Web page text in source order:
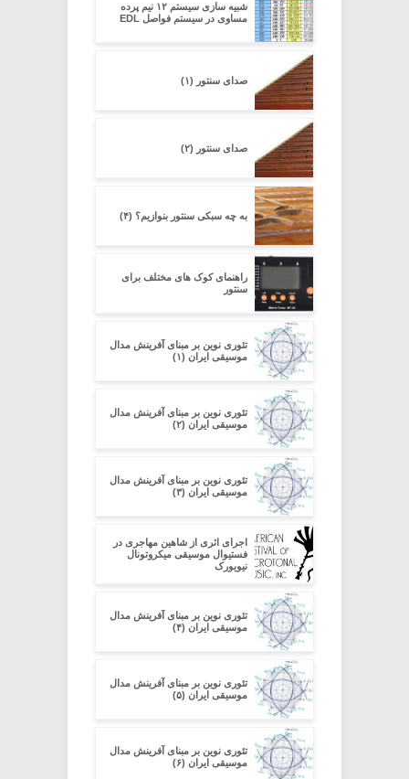
شبیه سازی سیستم ۱۲ نیم پرده
مساوی در سیستم فواصل EDL
صدای سنتور (۱)
صدای سنتور (۲)
به چه سبکی سنتور بنوازیم؟ (۴)
راهنمای کوک های مختلف برای
سنتور
تئوری نوین بر مبنای آفرینش مدال
موسیقی ایران (۱)
تئوری نوین بر مبنای آفرینش مدال
موسیقی ایران (۲)
تئوری نوین بر مبنای آفرینش مدال
موسیقی ایران (۳)
اجرای اثری از شاهین مهاجری در
فستیوال موسیقی میکروتونال
نیویورک
تئوری نوین بر مبنای آفرینش مدال
موسیقی ایران (۴)
تئوری نوین بر مبنای آفرینش مدال
موسیقی ایران (۵)
تئوری نوین بر مبنای آفرینش مدال
موسیقی ایران (۶)